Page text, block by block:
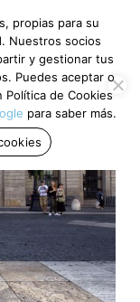
propias para su
Nuestros socios
y gestionar tus
Puedes aceptar o
de Cookies
para saber más.